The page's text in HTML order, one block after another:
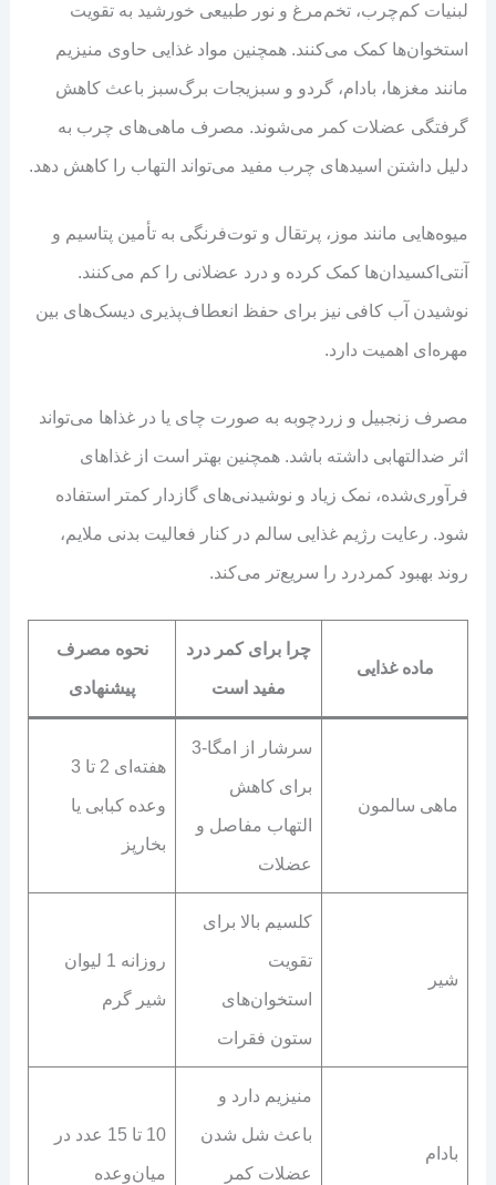
لبنیات کم‌چرب، تخم‌مرغ و نور طبیعی خورشید به تقویت
استخوان‌ها کمک می‌کنند. همچنین مواد غذایی حاوی منیزیم
مانند مغزها، بادام، گردو و سبزیجات برگ‌سبز باعث کاهش
گرفتگی عضلات کمر می‌شوند. مصرف ماهی‌های چرب به
دلیل داشتن اسیدهای چرب مفید می‌تواند التهاب را کاهش دهد.
میوه‌هایی مانند موز، پرتقال و توت‌فرنگی به تأمین پتاسیم و
آنتی‌اکسیدان‌ها کمک کرده و درد عضلانی را کم می‌کنند.
نوشیدن آب کافی نیز برای حفظ انعطاف‌پذیری دیسک‌های بین
مهره‌ای اهمیت دارد.
مصرف زنجبیل و زردچوبه به صورت چای یا در غذاها می‌تواند
اثر ضدالتهابی داشته باشد. همچنین بهتر است از غذاهای
فرآوری‌شده، نمک زیاد و نوشیدنی‌های گازدار کمتر استفاده
شود. رعایت رژیم غذایی سالم در کنار فعالیت بدنی ملایم،
روند بهبود کمردرد را سریع‌تر می‌کند.
ماده غذایی
چرا برای کمر درد
مفید است
نحوه مصرف
پیشنهادی
ماهی سالمون
سرشار از امگا-3
برای کاهش
التهاب مفاصل و
عضلات
هفته‌ای 2 تا 3
وعده کبابی یا
بخارپز
شیر
کلسیم بالا برای
تقویت
استخوان‌های
ستون فقرات
روزانه 1 لیوان
شیر گرم
بادام
منیزیم دارد و
باعث شل شدن
عضلات کمر
10 تا 15 عدد در
میان‌وعده